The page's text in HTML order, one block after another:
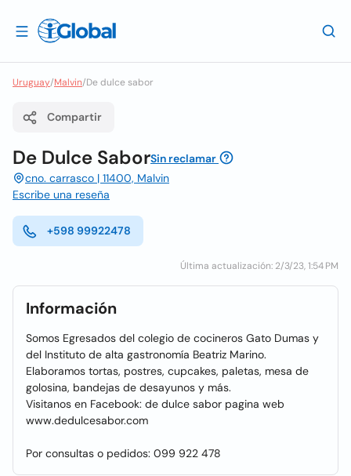
Uruguay/Malvin/De dulce sabor
Compartir
De Dulce SaborSin reclamar
cno. carrasco | 11400, Malvin
Escribe una reseña
+598 99922478
Última actualización: 2/3/23, 1:54 PM
Información
Somos Egresados del colegio de cocineros Gato Dumas y
del Instituto de alta gastronomía Beatriz Marino.
Elaboramos tortas, postres, cupcakes, paletas, mesa de
golosina, bandejas de desayunos y más.
Visitanos en Facebook: de dulce sabor pagina web
www.dedulcesabor.com
Por consultas o pedidos: 099 922 478